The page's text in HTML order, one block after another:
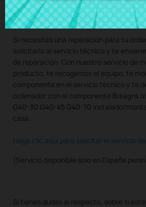
mejor precio en CRParts - PRODUCTO
disponible también con nuestro servicio
Si necesitas una reparación para tu
solicitarla al servicio técnico y te
de reparación. Con nuestro servicio de
producto, te recogemos el equipo, te
componente en el servicio técnico y te
ordenador con el componente Bisagra
G40-30 G40-45 G40-70 instalado/
casa.
Haga clic aquí para solicitar el servicio
(Servicio disponible solo en España
Si tienes dudas al respecto, sobre si